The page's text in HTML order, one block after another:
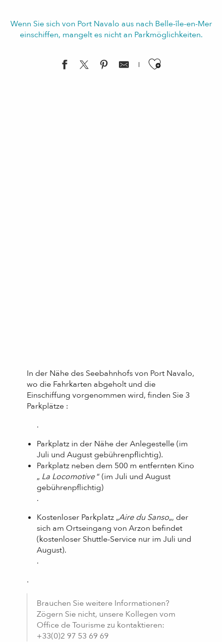
Wenn Sie sich von Port Navalo aus nach Belle-île-en-Mer
einschiffen, mangelt es nicht an Parkmöglichkeiten.
Ajouter aux
In der Nähe des Seebahnhofs von Port Navalo,
wo die Fahrkarten abgeholt und die
Einschiffung vorgenommen wird, finden Sie 3
Parkplätze :
.
Parkplatz in der Nähe der Anlegestelle (im
Juli und August gebührenpflichtig).
Parkplatz neben dem 500 m entfernten Kino
„ La Locomotive“ (im Juli und August
gebührenpflichtig)
.
Kostenloser Parkplatz „Aire du Sanso„, der
sich am Ortseingang von Arzon befindet
(kostenloser Shuttle-Service nur im Juli und
August).
.
.
Brauchen Sie weitere Informationen?
Zögern Sie nicht, unsere Kollegen vom
Office de Tourisme zu kontaktieren:
+33(0)2 97 53 69 69